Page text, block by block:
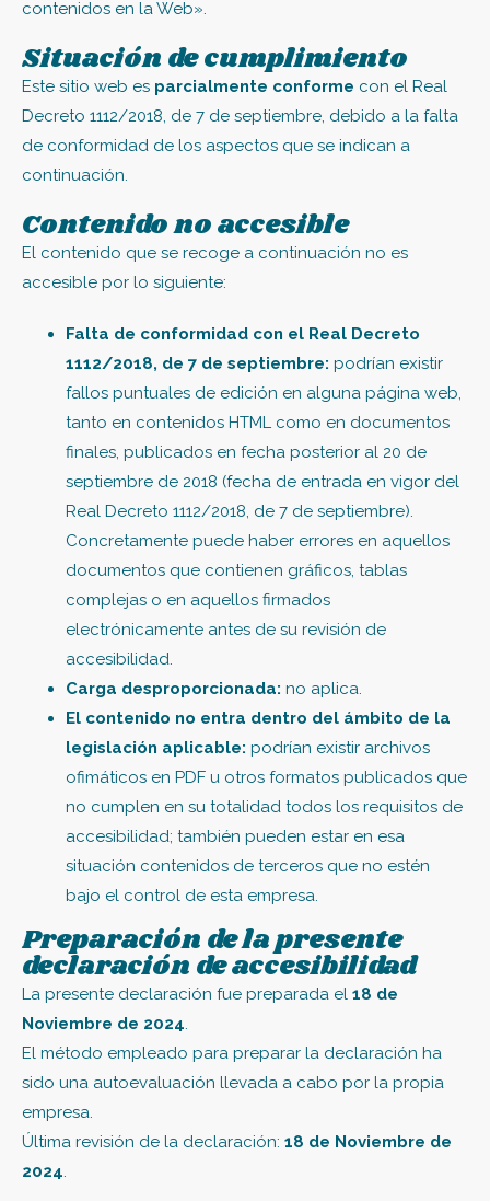
contenidos en la Web».
Situación de cumplimiento
Este sitio web es parcialmente conforme con el Real
Decreto 1112/2018, de 7 de septiembre, debido a la falta
de conformidad de los aspectos que se indican a
continuación.
Contenido no accesible
El contenido que se recoge a continuación no es
accesible por lo siguiente:
Falta de conformidad con el Real Decreto
1112/2018, de 7 de septiembre: podrían existir
fallos puntuales de edición en alguna página web,
tanto en contenidos HTML como en documentos
finales, publicados en fecha posterior al 20 de
septiembre de 2018 (fecha de entrada en vigor del
Real Decreto 1112/2018, de 7 de septiembre).
Concretamente puede haber errores en aquellos
documentos que contienen gráficos, tablas
complejas o en aquellos firmados
electrónicamente antes de su revisión de
accesibilidad.
Carga desproporcionada: no aplica.
El contenido no entra dentro del ámbito de la
legislación aplicable: podrían existir archivos
ofimáticos en PDF u otros formatos publicados que
no cumplen en su totalidad todos los requisitos de
accesibilidad; también pueden estar en esa
situación contenidos de terceros que no estén
bajo el control de esta empresa.
Preparación de la presente
declaración de accesibilidad
La presente declaración fue preparada el 18 de
Noviembre de 2024.
El método empleado para preparar la declaración ha
sido una autoevaluación llevada a cabo por la propia
empresa.
Última revisión de la declaración: 18 de Noviembre de
2024.